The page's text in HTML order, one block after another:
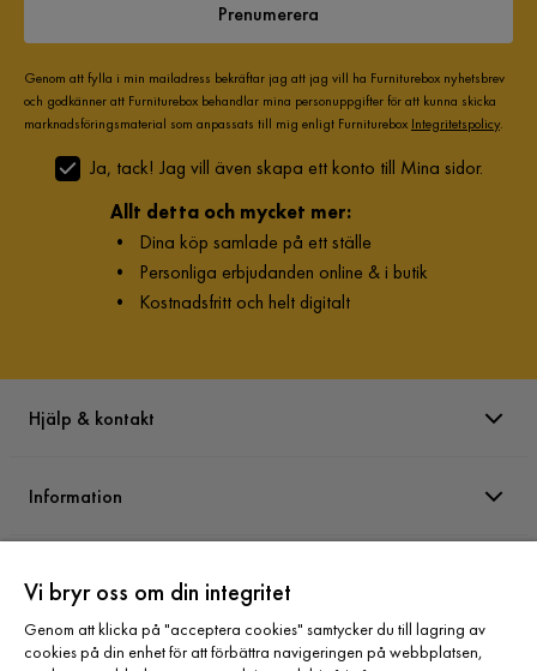
Prenumerera
Genom att fylla i min mailadress bekräftar jag att jag vill ha Furniturebox nyhetsbrev
och godkänner att Furniturebox behandlar mina personuppgifter för att kunna skicka
marknadsföringsmaterial som anpassats till mig enligt Furniturebox Integritetspolicy.
Ja, tack! Jag vill även skapa ett konto till Mina sidor.
Allt detta och mycket mer:
• Dina köp samlade på ett ställe
• Personliga erbjudanden online & i butik
• Kostnadsfritt och helt digitalt
Hjälp & kontakt
Information
Sortiment
Vi bryr oss om din integritet
Genom att klicka på "acceptera cookies" samtycker du till lagring av
cookies på din enhet för att förbättra navigeringen på webbplatsen,